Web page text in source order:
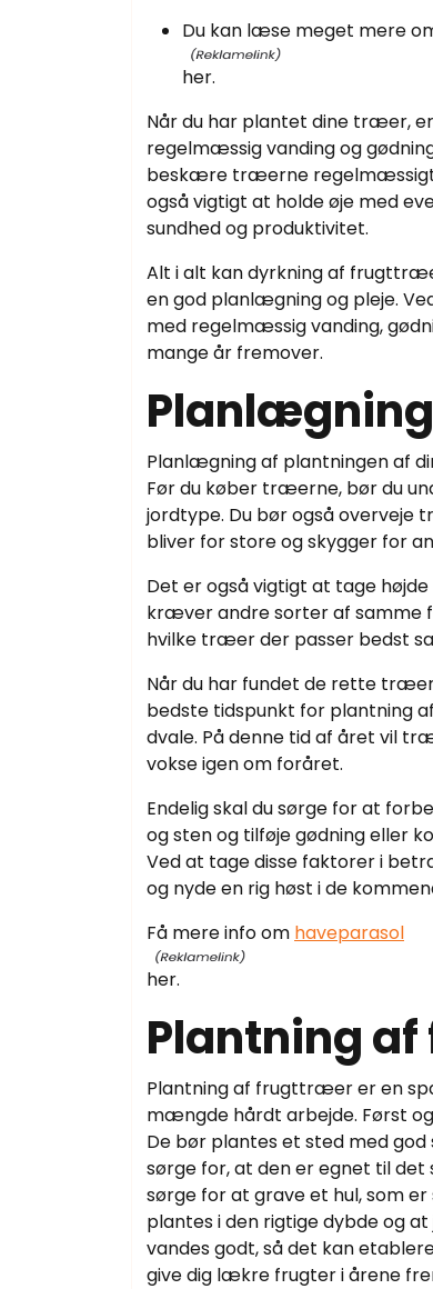
Du kan læse meget mere
her.
Når du har plantet dine træer,
regelmæssig vanding og
beskære træerne regelmæssigt
også vigtigt at holde øje med
sundhed og produktivitet.
Alt i alt kan dyrkning af
en god planlægning og pleje.
med regelmæssig vanding,
mange år fremover.
Planlægning af plantningen af
Før du køber træerne, bør du
jordtype. Du bør også overveje
bliver for store og skygger for
Det er også vigtigt at tage
kræver andre sorter af samme
hvilke træer der passer bedst
Når du har fundet de rette
bedste tidspunkt for plantning
dvale. På denne tid af året vil
vokse igen om foråret.
Endelig skal du sørge for at
og sten og tilføje gødning eller
Ved at tage disse faktorer i
og nyde en rig høst i de
Få mere info om haveparasol
her.
Plantning
Plantning af frugttræer er en
mængde hårdt arbejde. Først
De bør plantes et sted med
sørge for, at den er egnet til
sørge for at grave et hul, som
plantes i den rigtige dybde og
vandes godt, så det kan
give dig lækre frugter i årene